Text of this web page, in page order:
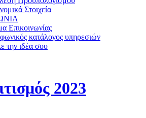
Στοιχεία
Επικοινωνίας
κατάλογος υπηρεσιών
την ιδέα σου
2023